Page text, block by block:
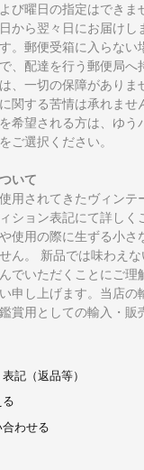
び曜日の指定はできま
から翌々日にお届けし
。郵便受箱に入らない
、配達を行う郵便局へ
、一切の保障がありま
関する苦情は承れませ
希望される方は、ゆう
ご選択ください。
いて
用されてきたヴィンテ
ション表記にて詳しく
使用の際に生ずる小さ
ん。 新品では味わえ
でいただくことにご理
申し上げます。当店の
賞用としての輸入・販
記（返品等）
る
合わせる